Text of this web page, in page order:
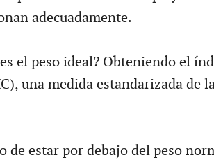
adecuadamente.
el peso ideal? Obteniendo el
una medida estandarizada de
de estar por debajo del peso